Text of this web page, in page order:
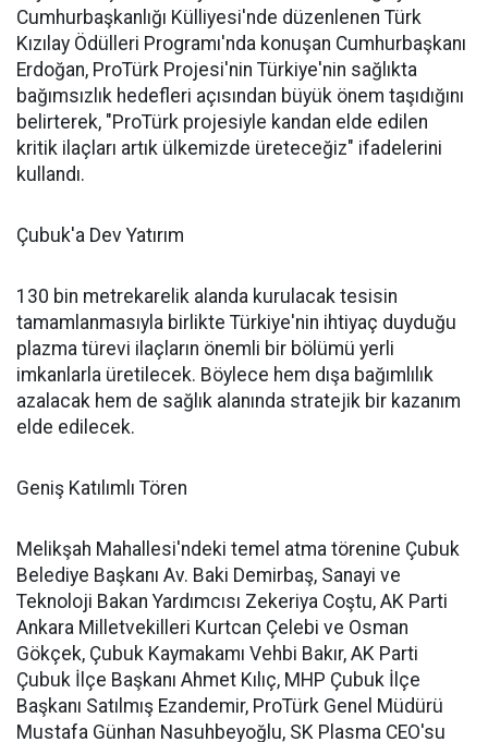
Cumhurbaşkanlığı Külliyesi'nde düzenlenen Türk
Kızılay Ödülleri Programı'nda konuşan Cumhurbaşkanı
Erdoğan, ProTürk Projesi'nin Türkiye'nin sağlıkta
bağımsızlık hedefleri açısından büyük önem taşıdığını
belirterek, "ProTürk projesiyle kandan elde edilen
kritik ilaçları artık ülkemizde üreteceğiz" ifadelerini
kullandı.
Çubuk'a Dev Yatırım
130 bin metrekarelik alanda kurulacak tesisin
tamamlanmasıyla birlikte Türkiye'nin ihtiyaç duyduğu
plazma türevi ilaçların önemli bir bölümü yerli
imkanlarla üretilecek. Böylece hem dışa bağımlılık
azalacak hem de sağlık alanında stratejik bir kazanım
elde edilecek.
Geniş Katılımlı Tören
Melikşah Mahallesi'ndeki temel atma törenine Çubuk
Belediye Başkanı Av. Baki Demirbaş, Sanayi ve
Teknoloji Bakan Yardımcısı Zekeriya Coştu, AK Parti
Ankara Milletvekilleri Kurtcan Çelebi ve Osman
Gökçek, Çubuk Kaymakamı Vehbi Bakır, AK Parti
Çubuk İlçe Başkanı Ahmet Kılıç, MHP Çubuk İlçe
Başkanı Satılmış Ezandemir, ProTürk Genel Müdürü
Mustafa Günhan Nasuhbeyoğlu, SK Plasma CEO'su